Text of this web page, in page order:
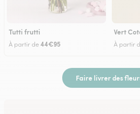
Tutti frutti
À partir de44€95
Vert
À partir
Faire livrer des